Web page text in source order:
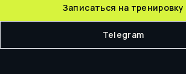
Записаться на тренировку
Telegram